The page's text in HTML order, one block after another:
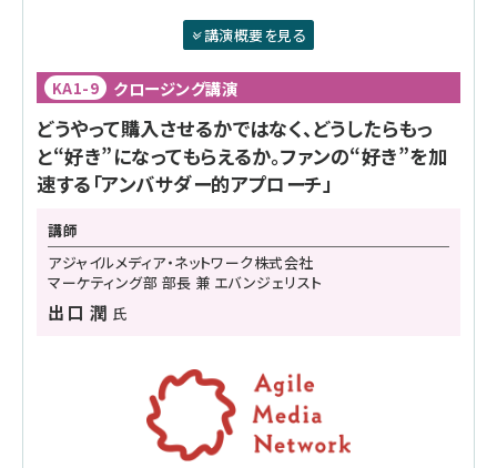
講演概要を見る
KA1-9 クロージング講演
どうやって購入させるかではなく、どうしたらもっ
と“好き”になってもらえるか。ファンの“好き”を加
速する「アンバサダー的アプローチ」
講師
アジャイルメディア・ネットワーク株式会社
マーケティング部 部長 兼 エバンジェリスト
出口 潤 氏